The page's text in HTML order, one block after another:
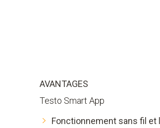
AVANTAGES
Testo Smart App
Fonctionnement sans fil